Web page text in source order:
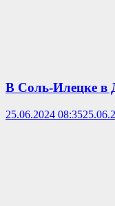
В Соль-Илецке в
25.06.2024 08:35